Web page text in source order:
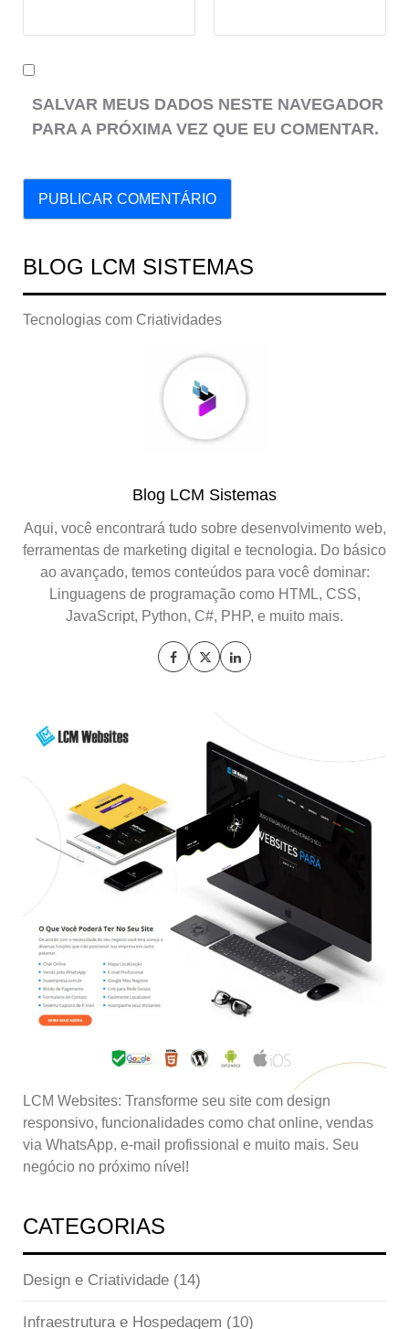
SALVAR MEUS DADOS NESTE NAVEGADOR
PARA A PRÓXIMA VEZ QUE EU COMENTAR.
BLOG LCM SISTEMAS
Tecnologias com Criatividades
Blog LCM Sistemas
Aqui, você encontrará tudo sobre desenvolvimento web,
ferramentas de marketing digital e tecnologia. Do básico
ao avançado, temos conteúdos para você dominar:
Linguagens de programação como HTML, CSS,
JavaScript, Python, C#, PHP, e muito mais.
LCM Websites: Transforme seu site com design
responsivo, funcionalidades como chat online, vendas
via WhatsApp, e-mail profissional e muito mais. Seu
negócio no próximo nível!
CATEGORIAS
Design e Criatividade (14)
Infraestrutura e Hospedagem (10)